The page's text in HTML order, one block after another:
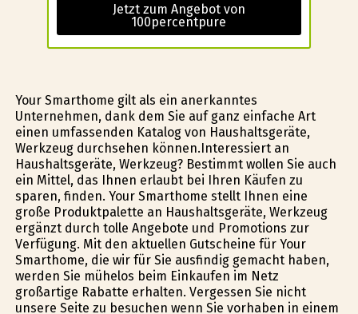
Jetzt zum Angebot von
100percentpure
Your Smarthome gilt als ein anerkanntes
Unternehmen, dank dem Sie auf ganz einfache Art
einen umfassenden Katalog von Haushaltsgeräte,
Werkzeug durchsehen können.Interessiert an
Haushaltsgeräte, Werkzeug? Bestimmt wollen Sie auch
ein Mittel, das Ihnen erlaubt bei Ihren Käufen zu
sparen, finden. Your Smarthome stellt Ihnen eine
große Produktpalette an Haushaltsgeräte, Werkzeug
ergänzt durch tolle Angebote und Promotions zur
Verfügung. Mit den aktuellen Gutscheine für Your
Smarthome, die wir für Sie ausfindig gemacht haben,
werden Sie mühelos beim Einkaufen im Netz
großartige Rabatte erhalten. Vergessen Sie nicht
unsere Seite zu besuchen wenn Sie vorhaben in einem